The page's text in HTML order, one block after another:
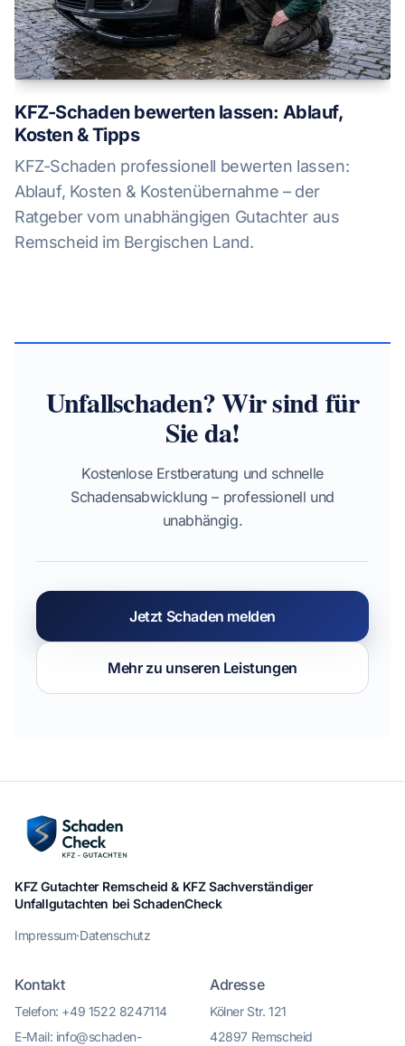
KFZ-Schaden bewerten lassen: Ablauf,
Kosten & Tipps
KFZ-Schaden professionell bewerten lassen:
Ablauf, Kosten & Kostenübernahme – der
Ratgeber vom unabhängigen Gutachter aus
Remscheid im Bergischen Land.
Unfallschaden? Wir sind für
Sie da!
Kostenlose Erstberatung und schnelle
Schadensabwicklung – professionell und
unabhängig.
Jetzt Schaden melden
Mehr zu unseren Leistungen
KFZ Gutachter Remscheid & KFZ Sachverständiger
Unfallgutachten bei SchadenCheck
Impressum·Datenschutz
Kontakt
Telefon: +49 1522 8247114
E-Mail: info@schaden-
Adresse
Kölner Str. 121
42897 Remscheid